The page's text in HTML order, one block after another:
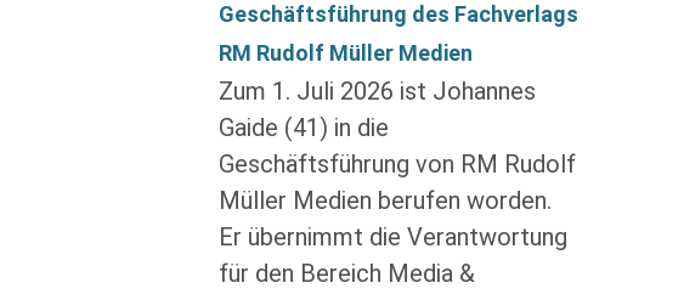
Geschäftsführung des Fachverlags
RM Rudolf Müller Medien
Zum 1. Juli 2026 ist Johannes
Gaide (41) in die
Geschäftsführung von RM Rudolf
Müller Medien berufen worden.
Er übernimmt die Verantwortung
für den Bereich Media &